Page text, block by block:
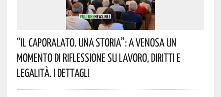
“Il Caporalato. Una Storia”: A Venosa Un
Momento Di Riflessione Su Lavoro, Diritti E
Legalità. I Dettagli